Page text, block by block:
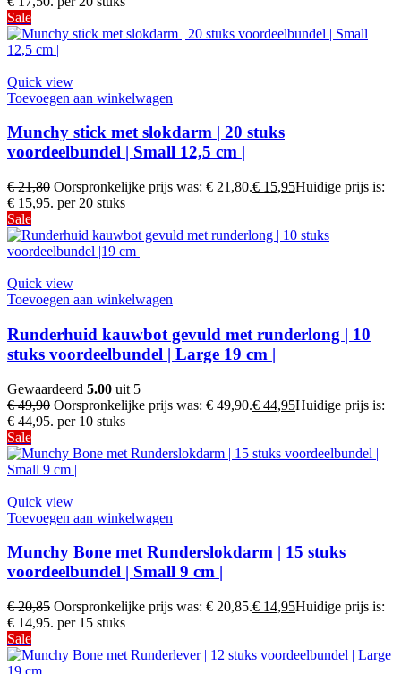
Sale
Quick view
Toevoegen aan winkelwagen
Munchy stick met slokdarm | 20 stuks
voordeelbundel | Small 12,5 cm |
€21,80 Oorspronkelijke prijs was: € 21,80.€ 15,95Huidige prijs is:
€ 15,95. per 20 stuks
Sale
Quick view
Toevoegen aan winkelwagen
Runderhuid kauwbot gevuld met runderlong | 10
stuks voordeelbundel | Large 19 cm |
Gewaardeerd 5.00 uit 5
€49,90 Oorspronkelijke prijs was: € 49,90.€ 44,95Huidige prijs is:
€ 44,95. per 10 stuks
Sale
Quick view
Toevoegen aan winkelwagen
Munchy Bone met Runderslokdarm | 15 stuks
voordeelbundel | Small 9 cm |
€20,85 Oorspronkelijke prijs was: € 20,85.€ 14,95Huidige prijs is:
€ 14,95. per 15 stuks
Sale